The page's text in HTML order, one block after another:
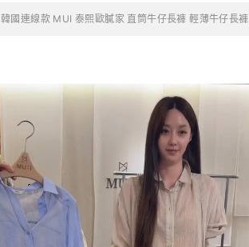
韓國連線款 MUI 泰熙歐膩家 直筒牛仔長褲 輕薄牛仔長褲